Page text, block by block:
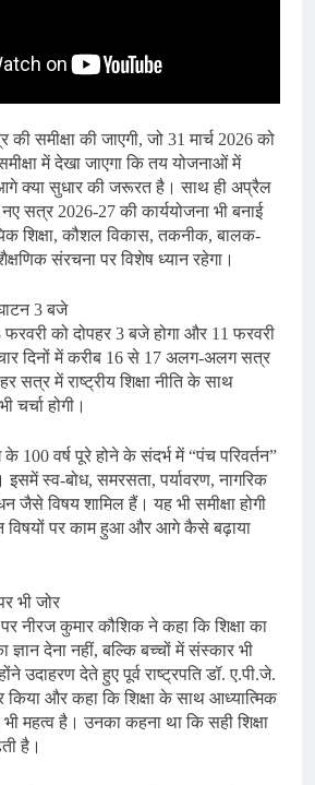
की समीक्षा की जाएगी, जो 31 मार्च 2026 को
में देखा जाएगा कि तय योजनाओं में
क्या सुधार की जरूरत है। साथ ही अप्रैल
सत्र 2026-27 की कार्ययोजना भी बनाई
शिक्षा, कौशल विकास, तकनीक, बालक-
संरचना पर विशेष ध्यान रहेगा।
3 बजे
को दोपहर 3 बजे होगा और 11 फरवरी
दिनों में करीब 16 से 17 अलग-अलग सत्र
सत्र में राष्ट्रीय शिक्षा नीति के साथ
चर्चा होगी।
100 वर्ष पूरे होने के संदर्भ में “पंच परिवर्तन”
इसमें स्व-बोध, समरसता, पर्यावरण, नागरिक
जैसे विषय शामिल हैं। यह भी समीक्षा होगी
विषयों पर काम हुआ और आगे कैसे बढ़ाया
भी जोर
नीरज कुमार कौशिक ने कहा कि शिक्षा का
ज्ञान देना नहीं, बल्कि बच्चों में संस्कार भी
उदाहरण देते हुए पूर्व राष्ट्रपति डॉ. ए.पी.जे.
और कहा कि शिक्षा के साथ आध्यात्मिक
महत्व है। उनका कहना था कि सही शिक्षा
है।